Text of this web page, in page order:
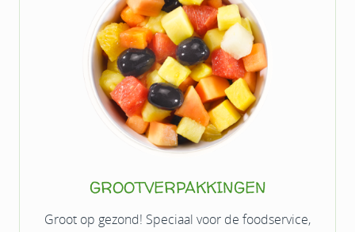
GROOTVERPAKKINGEN
Groot op gezond! Speciaal voor de foodservice,